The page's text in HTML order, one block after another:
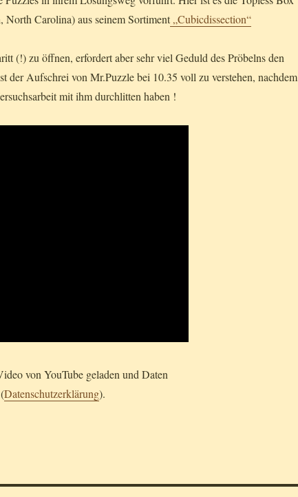
Carolina) aus seinem Sortiment„Cubicdissection“
(!) zu öffnen, erfordert aber sehr viel Geduld des Pröbelns den
der Aufschrei von Mr.Puzzle bei 10.35 voll zu verstehen, nachdem
mit ihm durchlitten haben !
von YouTube geladen und Daten
Datenschutzerklärung).